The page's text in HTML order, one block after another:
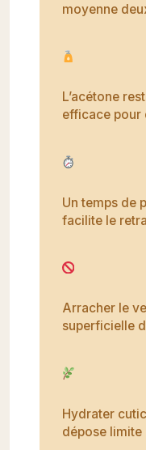
moyenne
L’acétone
efficace pour
Un temps de
facilite le
Arracher le
superficielle
Hydrater
dépose limite